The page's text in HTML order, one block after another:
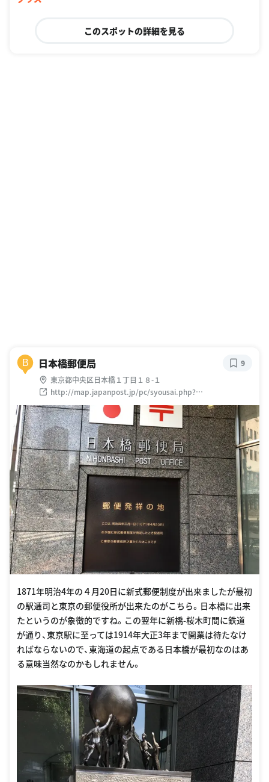
このスポットの詳細を見る
B 日本橋郵便局
東京都中央区日本橋１丁目１８-１
http://map.japanpost.jp/pc/syousai.php?
id=300101163000
9
1871年明治4年の４月20日に新式郵便制度が出来ましたが最初
の駅逓司と東京の郵便役所が出来たのがこちら。日本橋に出来
たというのが象徴的ですね。この翌年に新橋-桜木町間に鉄道
が通り、東京駅に至っては1914年大正3年まで開業は待たなけ
ればならないので、東海道の起点である日本橋が最初なのはあ
る意味当然なのかもしれません。